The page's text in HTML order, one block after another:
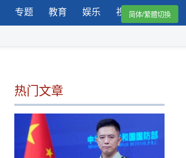
专题 教育 娱乐 视频简体/繁體切換
热门文章